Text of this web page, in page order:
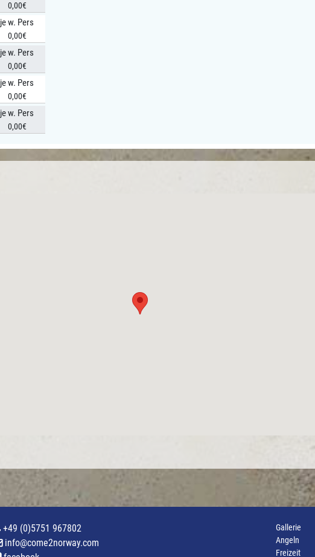
0,00€
je w. Pers
0,00€
je w. Pers
0,00€
je w. Pers
0,00€
je w. Pers
0,00€
+49 (0)5751 967802
info@come2norway.com
Gallerie
Angeln
Freizeit